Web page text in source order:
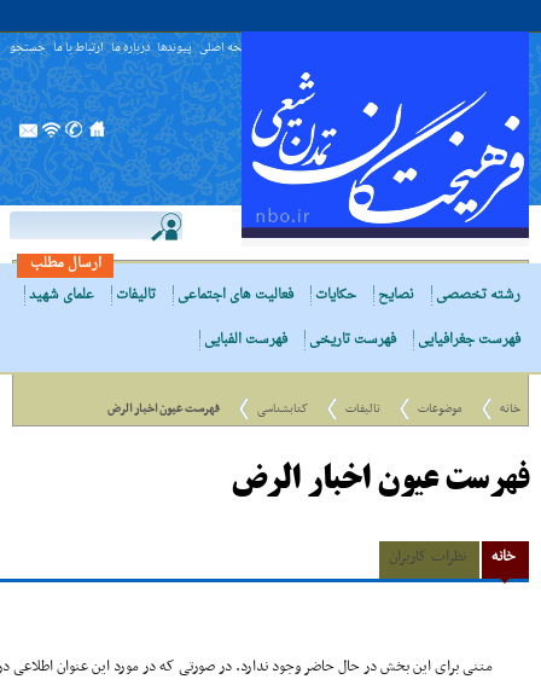
صفحه اصلی پیوندها درباره ما ارتباط با ما جستجو
ارسال مطلب
رشته تخصصی
نصایح حکایات فعالیت های اجتماعی تالیفات
علمای شهید
فهرست جغرافیایی
فهرست تاریخی فهرست الفبایی
خانه موضوعات تالیفات کتابشناسی فهرست عیون اخبار الرض
فهرست عیون اخبار الرض
خانه نظرات کاربران
متنی برای این بخش در حال حاضر وجود ندارد. در صورتی که در مورد این عنوان اطلاعی